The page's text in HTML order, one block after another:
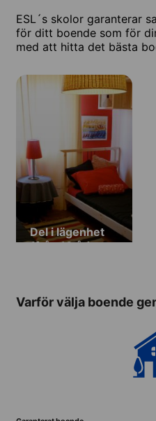
ESL´s skolor garanterar
för ditt boende som för
med att hitta det bästa
Del i lägenhet
(från 18 år)
Varför välja boende